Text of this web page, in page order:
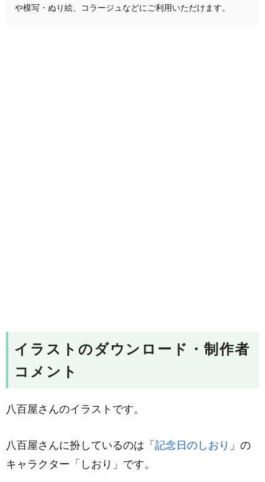
や模写・ぬり絵、コラージュなどにご利用いただけます。
イラストのダウンロード・制作者
コメント
八百屋さんのイラストです。
八百屋さんに扮しているのは「 記念日のしおり 」の
キャラクター「しおり」です。